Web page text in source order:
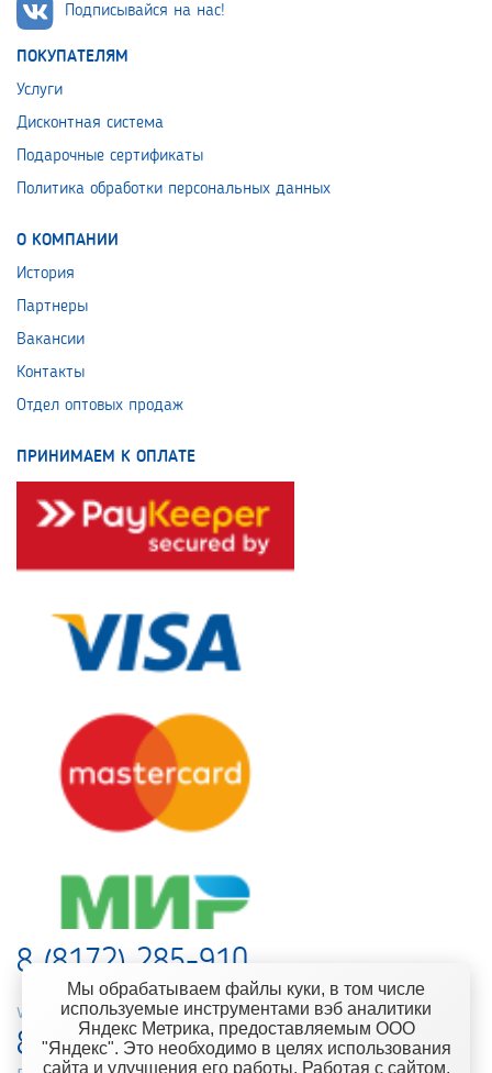
Подписывайся на нас!
ПОКУПАТЕЛЯМ
Услуги
Дисконтная система
Подарочные сертификаты
Политика обработки персональных данных
О КОМПАНИИ
История
Партнеры
Вакансии
Контакты
Отдел оптовых продаж
ПРИНИМАЕМ К ОПЛАТЕ
8 (8172) 285-910
web-support@kontinent.ru
8 900 501-25-53
Мы обрабатываем файлы куки, в том числе
используемые инструментами вэб аналитики
Яндекс Метрика, предоставляемым ООО
"Яндекс". Это необходимо в целях использования
сайта и улучшения его работы. Работая с сайтом,